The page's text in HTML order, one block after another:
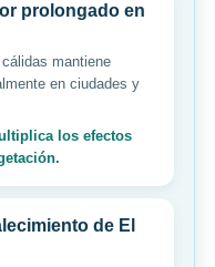
prolongado en
mantiene
en ciudades y
los efectos
de El